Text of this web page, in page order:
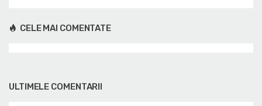
CELE MAI COMENTATE
ULTIMELE COMENTARII